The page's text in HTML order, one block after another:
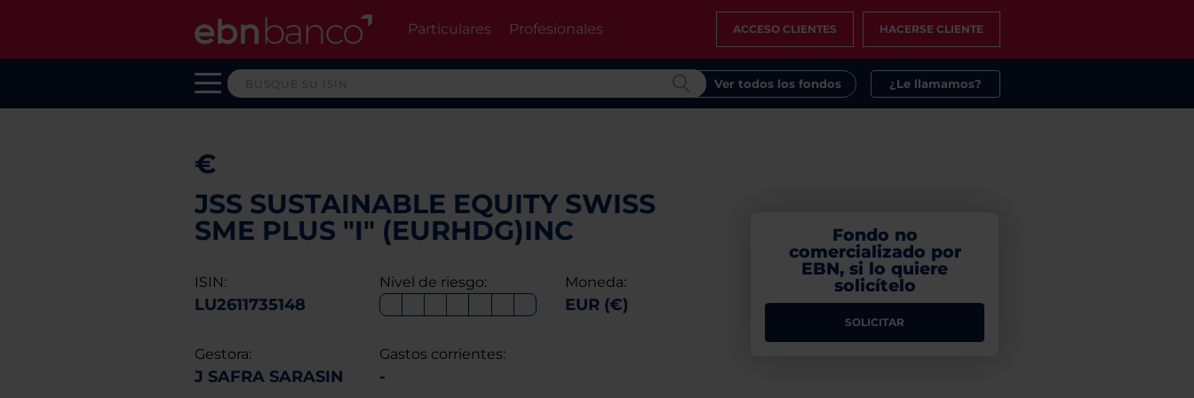
Particulares Profesionales ACCESO CLIENTES HACERSE CLIENTE
Ver todos los fondos ¿Le llamamos?
€
JSS SUSTAINABLE EQUITY SWISS
SME PLUS "I" (EURHDG)INC
ISIN:
LU2611735148
Nivel de riesgo: Moneda:
EUR (€)
Gestora:
J SAFRA SARASIN
Gastos corrientes:
-
Fondo no
comercializado por
EBN, si lo quiere
solicítelo
SOLICITAR